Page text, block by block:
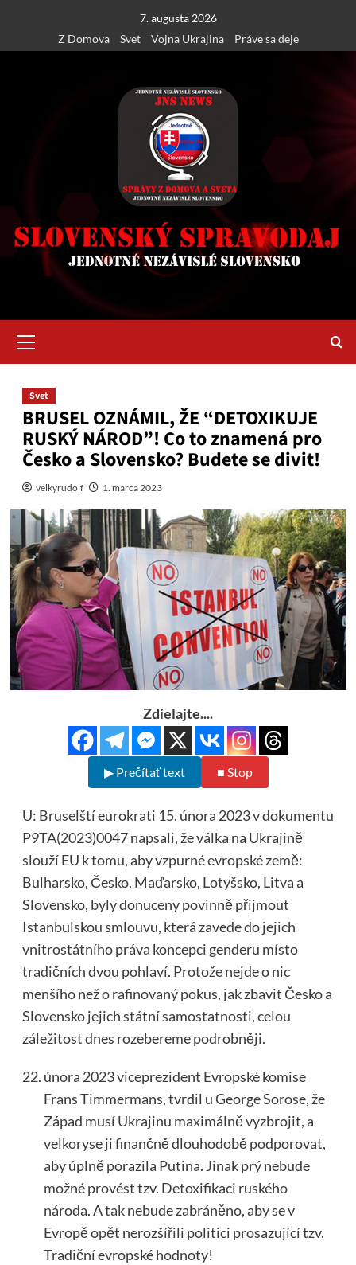
content
7. augusta 2026
Z Domova
Svet Vojna Ukrajina Práve sa deje
Menu
Svet
BRUSEL OZNÁMIL, ŽE “DETOXIKUJE
RUSKÝ NÁROD”! Co to znamená pro
Česko a Slovensko? Budete se divit!
velkyrudolf 1. marca 2023
Zdielajte....
▶ Prečítať text ■ Stop
U: Bruselští eurokrati 15. února 2023 v dokumentu
P9TA(2023)0047 napsali, že válka na Ukrajině
slouží EU k tomu, aby vzpurné evropské země:
Bulharsko, Česko, Maďarsko, Lotyšsko, Litva a
Slovensko, byly donuceny povinně přijmout
Istanbulskou smlouvu, která zavede do jejich
vnitrostátního práva koncepci genderu místo
tradičních dvou pohlaví. Protože nejde o nic
menšího než o rafinovaný pokus, jak zbavit Česko a
Slovensko jejich státní samostatnosti, celou
záležitost dnes rozebereme podrobněji.
února 2023 viceprezident Evropské komise
Frans Timmermans, tvrdil u George Sorose, že
Západ musí Ukrajinu maximálně vyzbrojit, a
velkoryse ji finančně dlouhodobě podporovat,
aby úplně porazila Putina. Jinak prý nebude
možné provést tzv. Detoxifikaci ruského
národa. A tak nebude zabráněno, aby se v
Evropě opět nerozšířili politici prosazující tzv.
Tradiční evropské hodnoty!